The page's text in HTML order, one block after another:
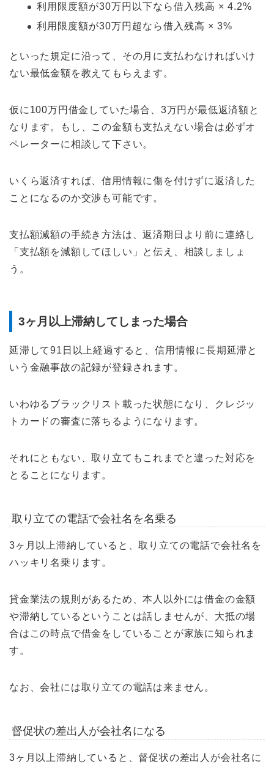
利用限度額が30万円以下なら借入残高 × 4.2%
利用限度額が30万円超なら借入残高 × 3%
といった規定に沿って、その月に支払わなければいけ
ない最低金額を教えてもらえます。
仮に100万円借金していた場合、3万円が最低返済額と
なります。もし、この金額も支払えない場合は必ずオ
ペレーターに相談して下さい。
いくら返済すれば、信用情報に傷を付けずに返済した
ことになるのか交渉も可能です。
支払額減額の手続き方法は、返済期日より前に連絡し
「支払額を減額してほしい」と伝え、相談しましょ
う。
3ヶ月以上滞納してしまった場合
延滞して91日以上経過すると、信用情報に長期延滞と
いう金融事故の記録が登録されます。
いわゆるブラックリスト載った状態になり、クレジッ
トカードの審査に落ちるようになります。
それにともない、取り立てもこれまでと違った対応を
とることになります。
取り立ての電話で会社名を名乗る
3ヶ月以上滞納していると、取り立ての電話で会社名を
ハッキリ名乗ります。
貸金業法の規則があるため、本人以外には借金の金額
や滞納しているということは話しませんが、大抵の場
合はこの時点で借金をしていることが家族に知られま
す。
なお、会社には取り立ての電話は来ません。
督促状の差出人が会社名になる
3ヶ月以上滞納していると、督促状の差出人が会社名に